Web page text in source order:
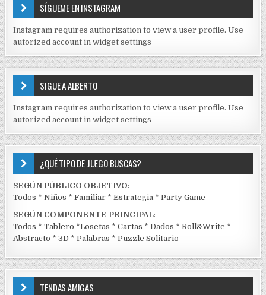
I
D
S
E
J
C
K
SÍGUEME EN INSTAGRAM
Instagram requires authorization to view a user profile. Use
autorized account in widget settings
SIGUE A ALBERTO
Instagram requires authorization to view a user profile. Use
autorized account in widget settings
¿QUÉ TIPO DE JUEGO BUSCAS?
SEGÚN PÚBLICO OBJETIVO:
Todos *Niños *Familiar *Estrategia *Party Game
SEGÚN COMPONENTE PRINCIPAL:
Todos *Tablero *Losetas *Cartas *Dados *Roll&Write *
Abstracto *3D *Palabras *Puzzle Solitario
TENDAS AMIGAS